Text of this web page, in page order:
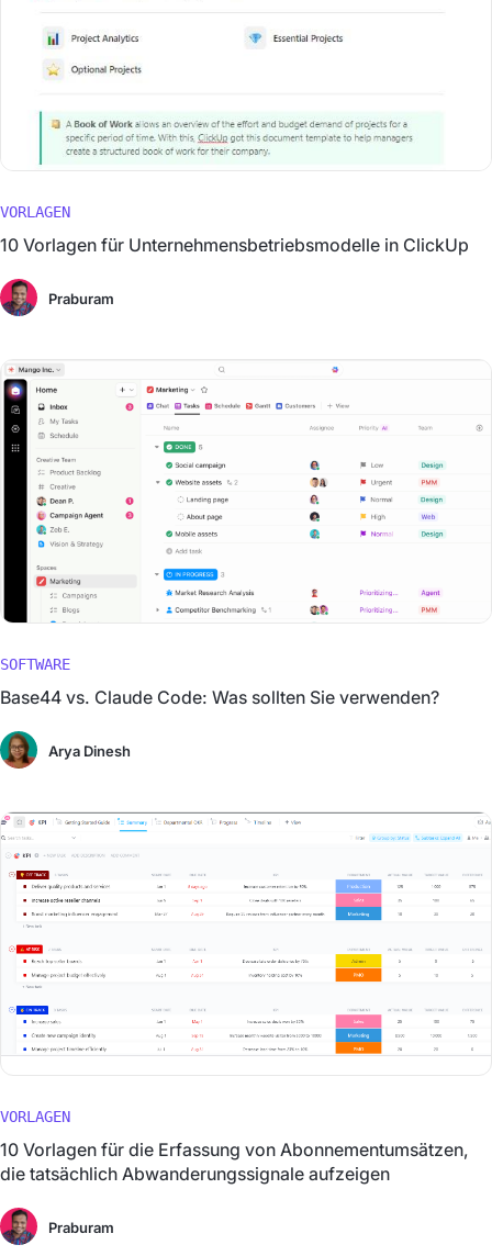
VORLAGEN
10 Vorlagen für Unternehmensbetriebsmodelle in ClickUp
Praburam
SOFTWARE
Base44 vs. Claude Code: Was sollten Sie verwenden?
Arya Dinesh
VORLAGEN
10 Vorlagen für die Erfassung von Abonnementumsätzen,
die tatsächlich Abwanderungssignale aufzeigen
Praburam